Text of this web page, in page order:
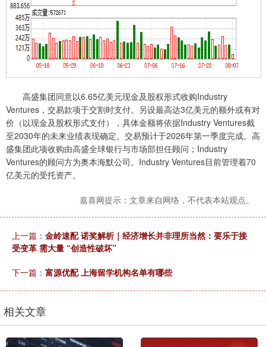
高盛集团同意以6.65亿美元现金及股权形式收购Industry
Ventures，交易款项于交割时支付。另设最高达3亿美元的额外或有对
价（以现金及股权形式支付），具体金额将依据Industry Ventures截
至2030年的未来业绩表现确定。交易预计于2026年第一季度完成。高
盛集团此项收购由高盛全球银行与市场部担任顾问；Industry
Ventures的顾问方为奥本海默公司。Industry Ventures目前管理着70
亿美元的受托资产。
嘉喜网提示：文章来自网络，不代表本站观点。
上一篇： 金岭速配 诺奖解析｜经济增长并非理所当然：要乐于接
受变革 需大量 “创造性破坏”
下一篇： 富源优配 上海留学机构名单有哪些
相关文章